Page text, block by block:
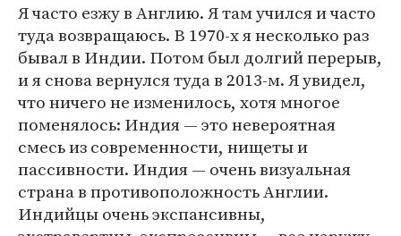
Я часто езжу в Англию. Я там учился и часто
туда возвращаюсь. В 1970-х я несколько раз
бывал в Индии. Потом был долгий перерыв,
и я снова вернулся туда в 2013-м. Я увидел,
что ничего не изменилось, хотя многое
поменялось: Индия — это невероятная
смесь из современности, нищеты и
пассивности. Индия — очень визуальная
страна в противоположность Англии.
Индийцы очень экспансивны,